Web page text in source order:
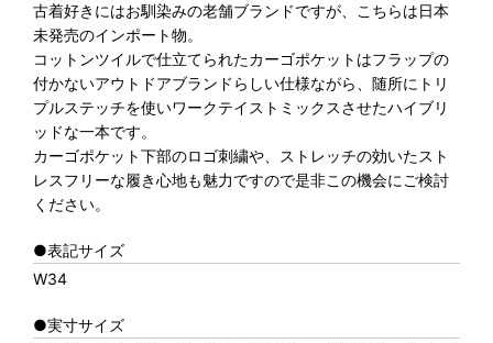
古着好きにはお馴染みの老舗ブランドですが、こちらは日本
未発売のインポート物。
コットンツイルで仕立てられたカーゴポケットはフラップの
付かないアウトドアブランドらしい仕様ながら、随所にトリ
プルステッチを使いワークテイストミックスさせたハイブリ
ッドな一本です。
カーゴポケット下部のロゴ刺繍や、ストレッチの効いたスト
レスフリーな履き心地も魅力ですので是非この機会にご検討
ください。
●表記サイズ
W34
●実寸サイズ